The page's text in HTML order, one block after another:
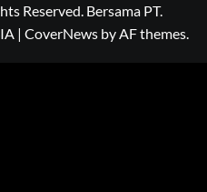
Reserved. Bersama PT.
| CoverNews by AF themes.